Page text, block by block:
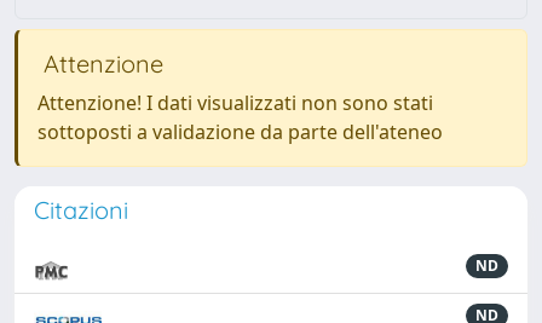
Attenzione
Attenzione! I dati visualizzati non sono stati
sottoposti a validazione da parte dell'ateneo
Citazioni
ND
ND